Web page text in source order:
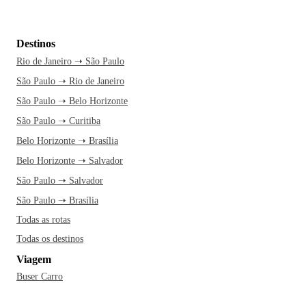
Destinos
Rio de Janeiro ➝ São Paulo
São Paulo ➝ Rio de Janeiro
São Paulo ➝ Belo Horizonte
São Paulo ➝ Curitiba
Belo Horizonte ➝ Brasília
Belo Horizonte ➝ Salvador
São Paulo ➝ Salvador
São Paulo ➝ Brasília
Todas as rotas
Todas os destinos
Viagem
Buser Carro